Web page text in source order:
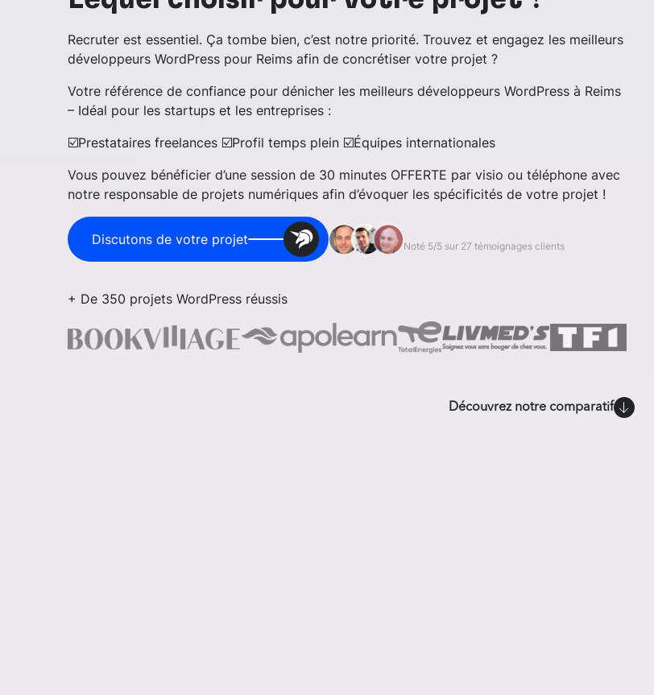
Recruter est essentiel. Ça tombe bien, c’est notre priorité. Trouvez et engagez les meilleurs
développeurs WordPress pour Reims afin de concrétiser votre projet ?
Votre référence de confiance pour dénicher les meilleurs développeurs WordPress à Reims
– Idéal pour les startups et les entreprises :
☑️Prestataires freelances ☑️Profil temps plein ☑️Équipes internationales
Vous pouvez bénéficier d’une session de 30 minutes OFFERTE par visio ou téléphone avec
notre responsable de projets numériques afin d’évoquer les spécificités de votre projet !
Discutons de votre projet Noté 5/5 sur 27 témoignages clients
+ De 350 projets WordPress réussis
Découvrez notre comparatif